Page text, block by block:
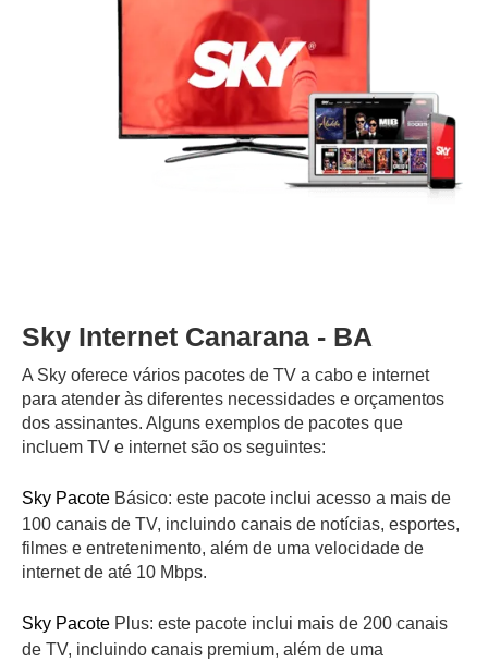
Sky Internet Canarana - BA
A Sky oferece vários pacotes de TV a cabo e internet
para atender às diferentes necessidades e orçamentos
dos assinantes. Alguns exemplos de pacotes que
incluem TV e internet são os seguintes:
Sky Pacote Básico: este pacote inclui acesso a mais de
100 canais de TV, incluindo canais de notícias, esportes,
filmes e entretenimento, além de uma velocidade de
internet de até 10 Mbps.
Sky Pacote Plus: este pacote inclui mais de 200 canais
de TV, incluindo canais premium, além de uma